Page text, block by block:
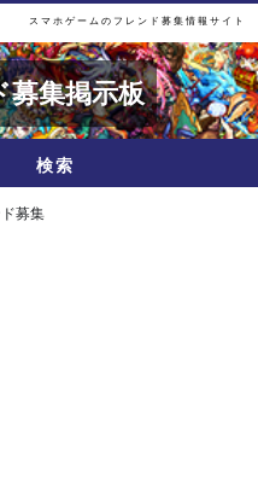
スマホゲームのフレンド募集情報サイト
募集掲示板
検索
募集